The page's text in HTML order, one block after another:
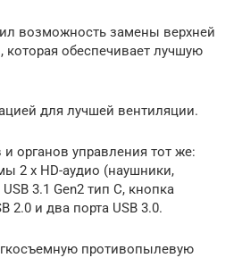
возможность замены верхней
обеспечивает лучшую
для лучшей вентиляции.
органов управления тот же:
2 х HD-аудио (наушники,
3.1 Gen2 тип C, кнопка
2.0 и два порта USB 3.0.
противопылевую